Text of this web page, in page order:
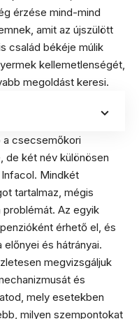
érzése mind-mind
amit az újszülött
család békéje múlik
kellemetlenségét,
megoldást keresi.
a csecsemőkori
de két név különösen
Mindkét
tartalmaz, mégis
Az egyik
érhető el, és
és hátrányai.
megvizsgáljuk
és
mely esetekben
milyen szempontokat